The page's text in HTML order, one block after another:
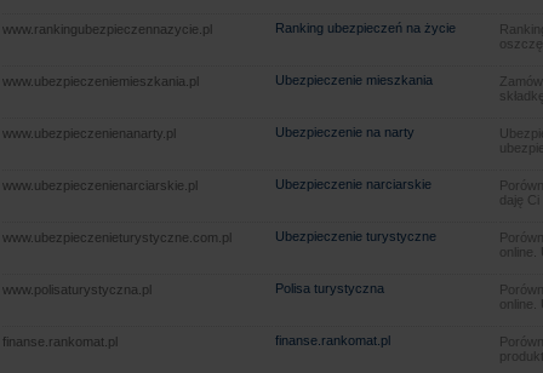
www.rankingubezpieczennazycie.pl Ranking ubezpieczeń na życie
www.ubezpieczeniemieszkania.pl Ubezpieczenie mieszkania
www.ubezpieczenienanarty.pl Ubezpieczenie na narty
www.ubezpieczenienarciarskie.pl Ubezpieczenie narciarskie
daję
www.ubezpieczenieturystyczne.com.pl Ubezpieczenie turystyczne
www.polisaturystyczna.pl Polisa turystyczna
finanse.rankomat.pl finanse.rankomat.pl